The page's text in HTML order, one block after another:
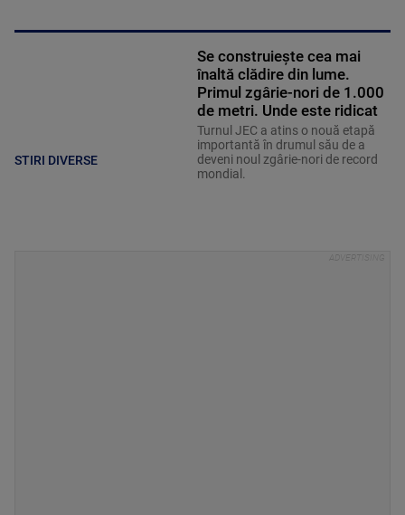
STIRI DIVERSE
Se construiește cea mai
înaltă clădire din lume.
Primul zgârie-nori de 1.000
de metri. Unde este ridicat
Turnul JEC a atins o nouă etapă
importantă în drumul său de a
deveni noul zgârie-nori de record
mondial.